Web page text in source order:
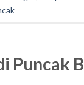
Puncak